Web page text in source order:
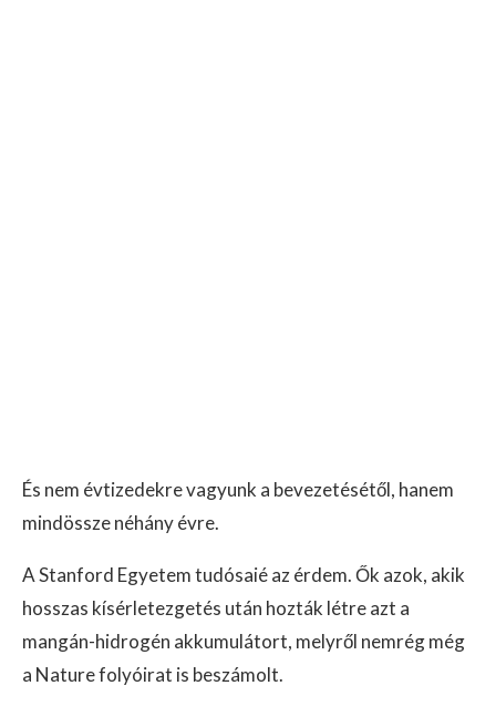
És nem évtizedekre vagyunk a bevezetésétől, hanem
mindössze néhány évre.
A Stanford Egyetem tudósaié az érdem. Ők azok, akik
hosszas kísérletezgetés után hozták létre azt a
mangán-hidrogén akkumulátort, melyről nemrég még
a Nature folyóirat is beszámolt.